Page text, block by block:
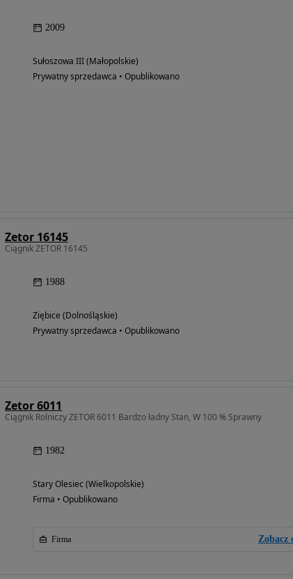
finansowania
2009
Sułoszowa III (Małopolskie)
Prywatny sprzedawca • Opublikowano
Zetor 16145
Ciągnik ZETOR 16145
1988
Ziębice (Dolnośląskie)
Prywatny sprzedawca • Opublikowano
Zetor 6011
Ciągnik Rolniczy ZETOR 6011 Bardzo ładny Stan, W 100 % Sprawny
1982
Stary Olesiec (Wielkopolskie)
Firma • Opublikowano
Firma Zobacz